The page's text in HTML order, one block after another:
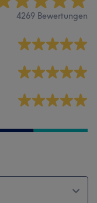
4269 Bewertungen